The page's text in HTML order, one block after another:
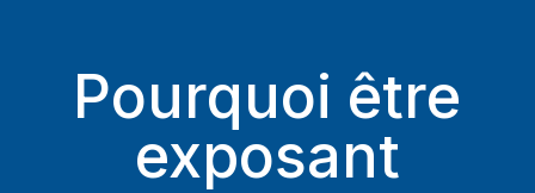
Pourquoi être
exposant